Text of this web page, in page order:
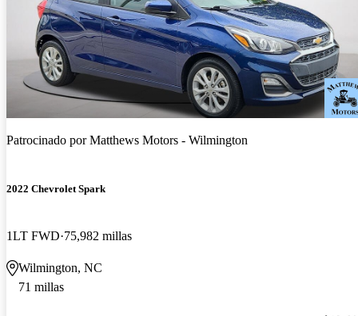
Patrocinado porMatthews Motors - Wilmington
2022 Chevrolet Spark
1LT FWD 75,982 millas
Wilmington, NC
71 millas